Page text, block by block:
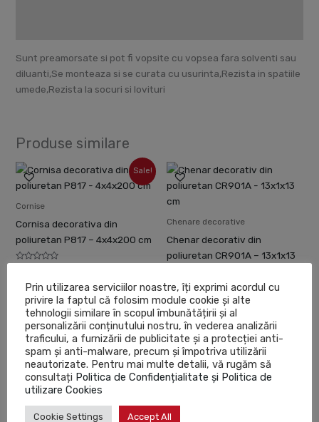
Sunt preamorsate si pot fi vopsite cu vopsea fara solventi sau
diluanti,Se monteaza si se curata cu usurinta,Rezista in spatiile
umede,Rezista la socuri si lovituri
Produse similare
Sale!
Cornise
Cornisa decorativa din
poliuretan P817 – 4x4x200 cm
din
Prețul
a
Prețul
este:
Adaugă în coș
Chenare decorative
Chenar decorativ din
poliuretan CR901A – 13x1x13
Evaluat
la
0
din
5
38.19lei
Adaugă în coș
Sale!
Brauri
Prețul
inițial
a
fost:
124.10lei.
Prețul
curent
este:
111.69lei.
Brauri
Prețul
inițial
Prețul
curent
Prin utilizarea serviciilor noastre, îți exprimi acordul cu
privire la faptul că folosim module cookie și alte
tehnologii similare în scopul îmbunătățirii și al
personalizării conținutului nostru, în vederea analizării
traficului, a furnizării de publicitate și a protecției anti-
spam și anti-malware, precum și împotriva utilizării
neautorizate. Pentru mai multe detalii, vă rugăm să
consultați Politica de Confidențialitate și Politica de
utilizare Cookies
Cookie Settings Accept All